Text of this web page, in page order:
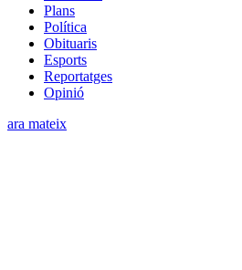
Plans
Política
Obituaris
Esports
Reportatges
Opinió
ara mateix